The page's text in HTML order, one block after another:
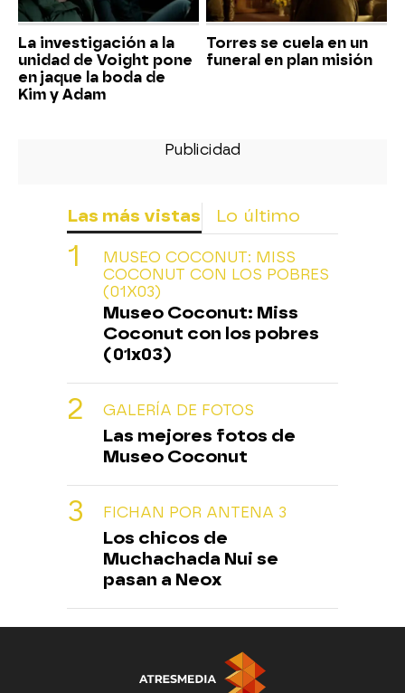
La investigación a la
unidad de Voight pone
en jaque la boda de
Kim y Adam
Torres se cuela en un
funeral en plan misión
Las más vistas Lo último
MUSEO COCONUT: MISS
COCONUT CON LOS POBRES
(01X03)
Museo Coconut: Miss
Coconut con los pobres
(01x03)
GALERÍA DE FOTOS
Las mejores fotos de
Museo Coconut
FICHAN POR ANTENA 3
Los chicos de
Muchachada Nui se
pasan a Neox